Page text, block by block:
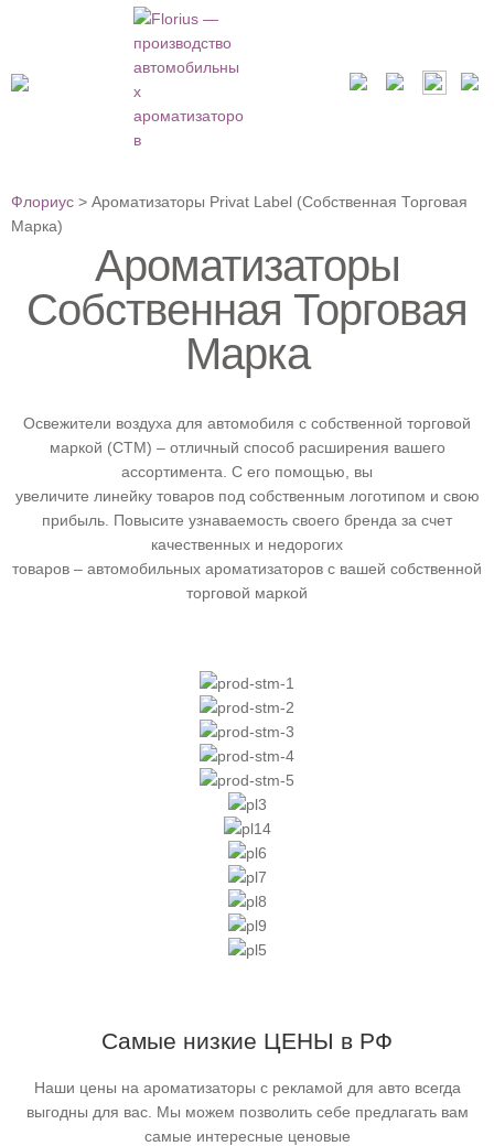
Флориус > Ароматизаторы Privat Label (Собственная Торговая
Марка)
Ароматизаторы
Собственная Торговая
Марка
Освежители воздуха для автомобиля с собственной торговой
маркой (СТМ) – отличный способ расширения вашего
ассортимента. С его помощью, вы
увеличите линейку товаров под собственным логотипом и свою
прибыль. Повысите узнаваемость своего бренда за счет
качественных и недорогих
товаров – автомобильных ароматизаторов с вашей собственной
торговой маркой
Самые низкие ЦЕНЫ в РФ
Наши цены на ароматизаторы с рекламой для авто всегда
выгодны для вас. Мы можем позволить себе предлагать вам
самые интересные ценовые